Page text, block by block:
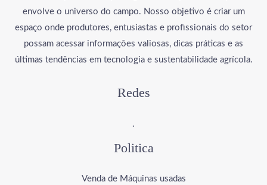
envolve o universo do campo. Nosso objetivo é criar um
espaço onde produtores, entusiastas e profissionais do setor
possam acessar informações valiosas, dicas práticas e as
últimas tendências em tecnologia e sustentabilidade agrícola.
Redes
.
Politica
Venda de Máquinas usadas